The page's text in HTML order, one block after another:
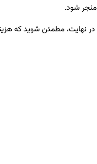
منجر شود.
در نهایت، مطمئن شوید که